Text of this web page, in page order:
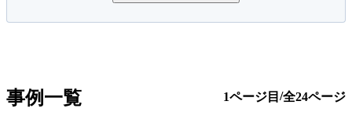
事例一覧 1ページ目 /全24ページ